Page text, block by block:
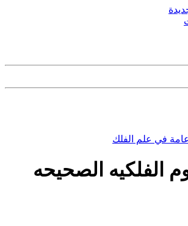
في علم الفلك
الفلكيه الصحيحه